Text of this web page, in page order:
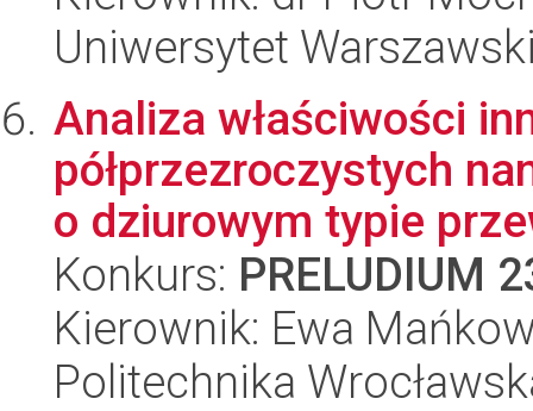
Uniwersytet
Analiza właściwości
półprzezroczystych
o dziurowym typie
Konkurs: PRELUDIUM
Kierownik: Ewa
Politechnika